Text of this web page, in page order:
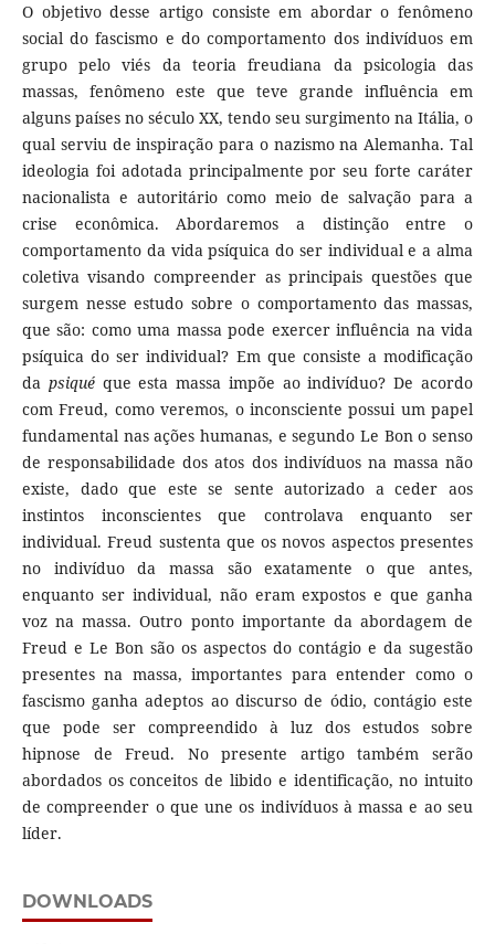
O objetivo desse artigo consiste em abordar o fenômeno
social do fascismo e do comportamento dos indivíduos em
grupo pelo viés da teoria freudiana da psicologia das
massas, fenômeno este que teve grande influência em
alguns países no século XX, tendo seu surgimento na Itália, o
qual serviu de inspiração para o nazismo na Alemanha. Tal
ideologia foi adotada principalmente por seu forte caráter
nacionalista e autoritário como meio de salvação para a
crise econômica. Abordaremos a distinção entre o
comportamento da vida psíquica do ser individual e a alma
coletiva visando compreender as principais questões que
surgem nesse estudo sobre o comportamento das massas,
que são: como uma massa pode exercer influência na vida
psíquica do ser individual? Em que consiste a modificação
da psiquéque esta massa impõe ao indivíduo? De acordo
com Freud, como veremos, o inconsciente possui um papel
fundamental nas ações humanas, e segundo Le Bon o senso
de responsabilidade dos atos dos indivíduos na massa não
existe, dado que este se sente autorizado a ceder aos
instintos inconscientes que controlava enquanto ser
individual. Freud sustenta que os novos aspectos presentes
no indivíduo da massa são exatamente o que antes,
enquanto ser individual, não eram expostos e que ganha
voz na massa. Outro ponto importante da abordagem de
Freud e Le Bon são os aspectos do contágio e da sugestão
presentes na massa, importantes para entender como o
fascismo ganha adeptos ao discurso de ódio, contágio este
que pode ser compreendido à luz dos estudos sobre
hipnose de Freud. No presente artigo também serão
abordados os conceitos de libido e identificação, no intuito
de compreender o que une os indivíduos à massa e ao seu
líder.
DOWNLOADS